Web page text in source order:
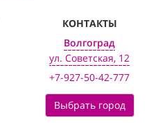
КОНТАКТЫ
Волгоград
ул. Советская, 12
+7-927-50-42-777
Выбрать город